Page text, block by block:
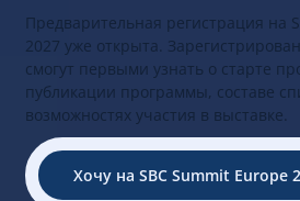
Предварительная регистрация на
2027 уже открыта.
смогут первыми узнать о старте
публикации программы, составе
возможностях участия в выставке.
Хочу на SBC Summit Europe